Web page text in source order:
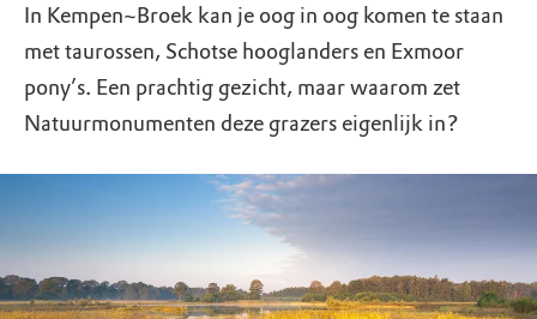
In Kempen~Broek kan je oog in oog komen te staan
met taurossen, Schotse hooglanders en Exmoor
pony’s. Een prachtig gezicht, maar waarom zet
Natuurmonumenten deze grazers eigenlijk in?